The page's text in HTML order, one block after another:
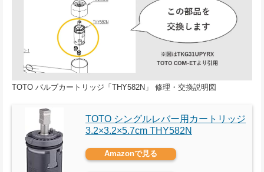
TOTO バルブカートリッジ「THY582N」 修理・交換説明図
TOTO シングルレバー用カートリッジ
‎3.2×3.2×5.7cm THY582N
Amazonで見る